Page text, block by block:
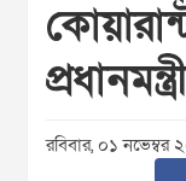
রবিবার, ০১ নভেম্বর